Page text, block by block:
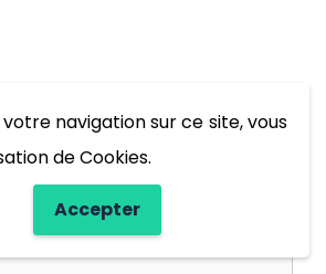
navigation sur ce site, vous
de Cookies.
Accepter
commentaire